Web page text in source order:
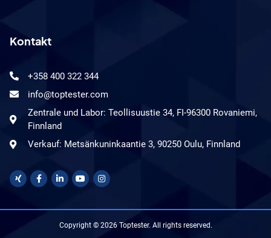
Kontakt
+358 400 322 344
info@toptester.com
Zentrale und Labor: Teollisuustie 34, FI-96300 Rovaniemi,
Finnland
Verkauf: Metsänkuninkaantie 3, 90250 Oulu, Finnland
Copyright © 2026 Toptester. All rights reserved.